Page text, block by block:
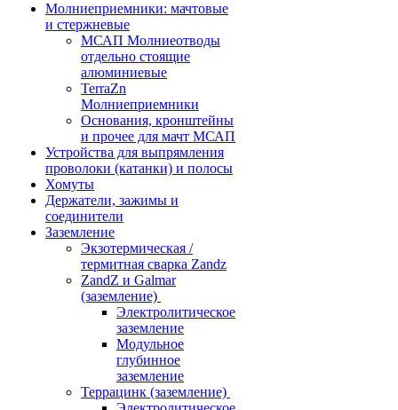
Молниеприемники: мачтовые
и стержневые
МСАП Молниеотводы
отдельно стоящие
алюминиевые
TerraZn
Молниеприемники
Основания, кронштейны
и прочее для мачт МСАП
Устройства для выпрямления
проволоки (катанки) и полосы
Хомуты
Держатели, зажимы и
соединители
Заземление
Экзотермическая /
термитная сварка Zandz
ZandZ и Galmar
(заземление)
Электролитическое
заземление
Модульное
глубинное
заземление
Террацинк (заземление)